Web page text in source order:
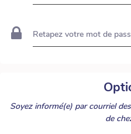
Retapez votre mot de
Soyez informé(e) par courriel
de